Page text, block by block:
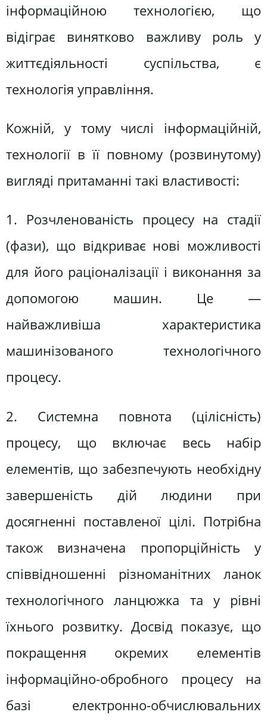
інформаційною технологією, що
відіграє винятково важливу роль у
життєдіяльності суспільства, є
технологія управління.
Кожній, у тому числі інформаційній,
технології в її повному (розвинутому)
вигляді притаманні такі властивості:
1. Розчленованість процесу на стадії
(фази), що відкриває нові можливості
для його раціоналізації і виконання за
допомогою машин. Це —
найважливіша характеристика
машинізованого технологічного
процесу.
2. Системна повнота (цілісність)
процесу, що включає весь набір
елементів, що забезпечують необхідну
завершеність дій людини при
досягненні поставленої цілі. Потрібна
також визначена пропорційність у
співвідношенні різноманітних ланок
технологічного ланцюжка та у рівні
їхнього розвитку. Досвід показує, що
покращення окремих елементів
інформаційно-обробного процесу на
базі електронно-обчислювальних